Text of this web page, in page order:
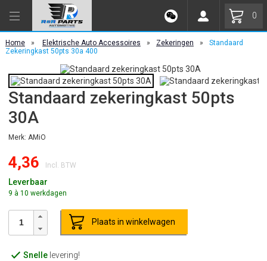
0
Home » Elektrische Auto Accessoires » Zekeringen »
Standaard
Zekeringkast 50pts 30a 400
Standaard zekeringkast 50pts
30A
Merk: AMiO
4,36 Incl. BTW
Leverbaar
9 à 10 werkdagen
Plaats in winkelwagen
Snellelevering!